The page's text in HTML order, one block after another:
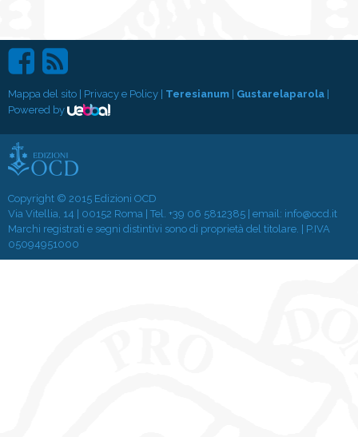
Mappa del sito | Privacy e Policy | Teresianum | Gustarelaparola |
Powered by
Copyright © 2015 Edizioni OCD
Via Vitellia, 14 | 00152 Roma | Tel. +39 06 5812385 | email: info@ocd.it
Marchi registrati e segni distintivi sono di proprietà del titolare. | P.IVA
05094951000